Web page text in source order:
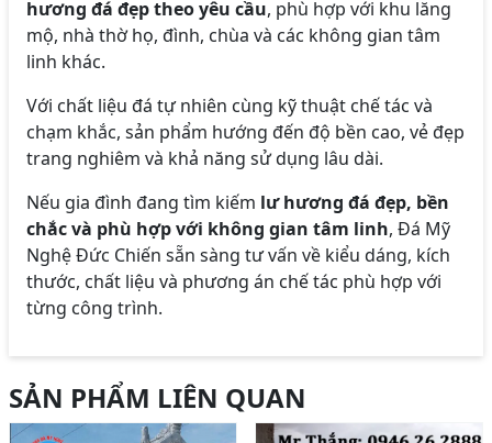
hương đá đẹp theo yêu cầu, phù hợp với khu lăng
mộ, nhà thờ họ, đình, chùa và các không gian tâm
linh khác.
Với chất liệu đá tự nhiên cùng kỹ thuật chế tác và
chạm khắc, sản phẩm hướng đến độ bền cao, vẻ đẹp
trang nghiêm và khả năng sử dụng lâu dài.
Nếu gia đình đang tìm kiếm lư hương đá đẹp, bền
chắc và phù hợp với không gian tâm linh, Đá Mỹ
Nghệ Đức Chiến sẵn sàng tư vấn về kiểu dáng, kích
thước, chất liệu và phương án chế tác phù hợp với
từng công trình.
SẢN PHẨM LIÊN QUAN